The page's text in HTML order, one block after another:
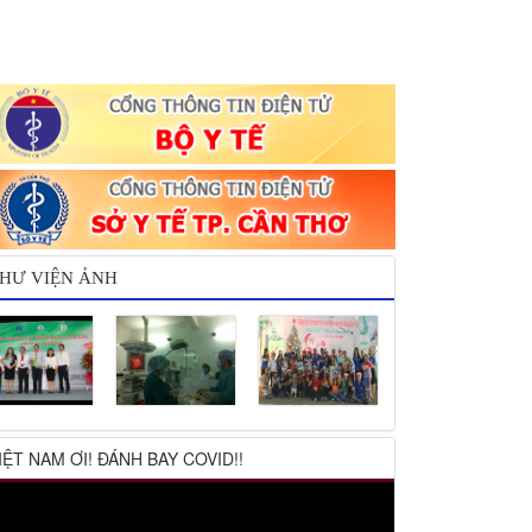
VIỆN ẢNH
NAM ƠI! ĐÁNH BAY COVID!!